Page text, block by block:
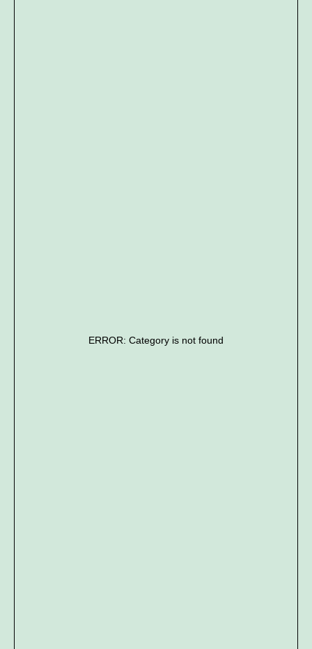
ERROR: Category is not found